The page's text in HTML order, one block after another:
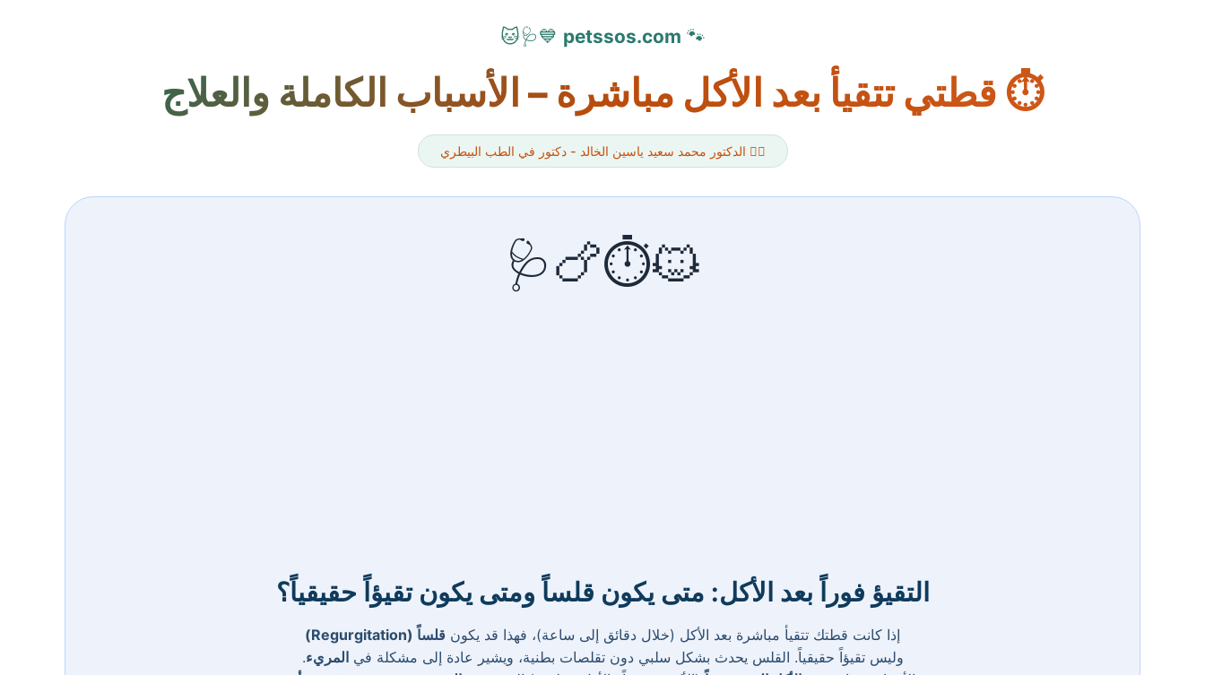
🐾
petssos.com
💙🩺🐱
⏱️ قطتي تتقيأ بعد الأكل مباشرة – الأسباب الكاملة والعلاج
👨‍⚕️ الدكتور محمد سعيد ياسين الخالد - دكتور في الطب البيطري
🐱⏱️🍗🩺
التقيؤ فوراً بعد الأكل: متى يكون قلساً ومتى يكون تقيؤاً حقيقياً؟
إذا كانت قطتك تتقيأ مباشرة بعد الأكل (خلال دقائق إلى ساعة)، فهذا قد يكون قلساً (Regurgitation)
وليس تقيؤاً حقيقياً. القلس يحدث بشكل سلبي دون تقلصات بطنية، ويشير عادة إلى مشكلة في المريء.